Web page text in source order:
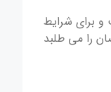
و برای شرایط
را می طلبد